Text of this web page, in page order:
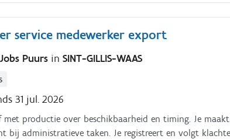
service medewerker export
Puurs inSINT-GILLIS-WAAS
31 jul. 2026
met productie over beschikbaarheid en timing. Je
bij administratieve taken. Je registreert en volgt